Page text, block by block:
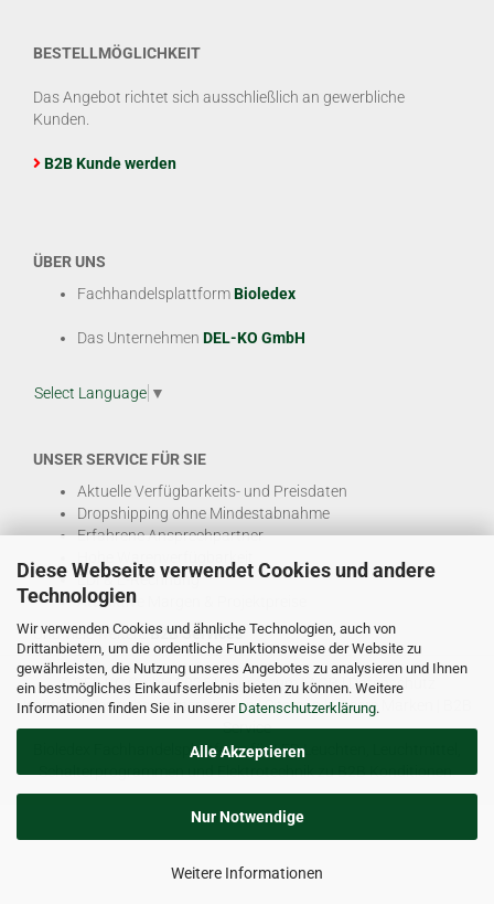
Diese Webseite verwendet Cookies und andere
Technologien
Wir verwenden Cookies und ähnliche Technologien, auch von
Drittanbietern, um die ordentliche Funktionsweise der Website zu
gewährleisten, die Nutzung unseres Angebotes zu analysieren und Ihnen
ein bestmögliches Einkaufserlebnis bieten zu können. Weitere
Informationen finden Sie in unserer Datenschutzerklärung.
Alle Akzeptieren
Nur Notwendige
Weitere Informationen
BESTELLMÖGLICHKEIT
Das Angebot richtet sich ausschließlich an gewerbliche
Kunden.
B2B Kunde werden
ÜBER UNS
FachhandelsplattformBioledex
Das Unternehmen DEL-KO GmbH
Select Language ▼
UNSER SERVICE FÜR SIE
Aktuelle Verfügbarkeits- und Preisdaten
Dropshipping ohne Mindestabnahme
Erfahrene Ansprechpartner
Hohe Warenverfügbarkeit
EDI & E-Rechnung
Attraktive Margen & Projektpreise
Und viele weitereB2B Services
© DEL-KO GmbH 2026 |Impressum|AGB| Datenschutz
Kontakt|Vertriebspartner werden|Sitemap|Unsere Marken
Service
Bioledex Fachhandelsplattform für LED Leuchten, Leuchtmittel,
Schalterprogrammen und Elektrotechnik zu B2B Konditionen.